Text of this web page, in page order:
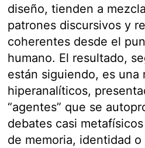
diseño, tienden a
patrones discursivos y
coherentes desde el
humano. El resultado,
están siguiendo, es una
hiperanalíticos,
“agentes” que se
debates casi
de memoria, identidad o